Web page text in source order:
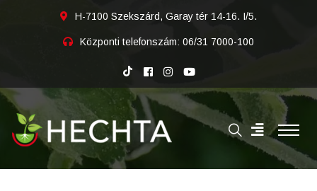
H-7100 Szekszárd, Garay tér 14-16. I/5.
Központi telefonszám: 06/31 7000-100